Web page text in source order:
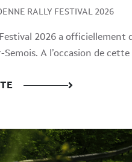
RALLY FESTIVAL 2026
2026 a officiellement
Semois. A l’occasion de